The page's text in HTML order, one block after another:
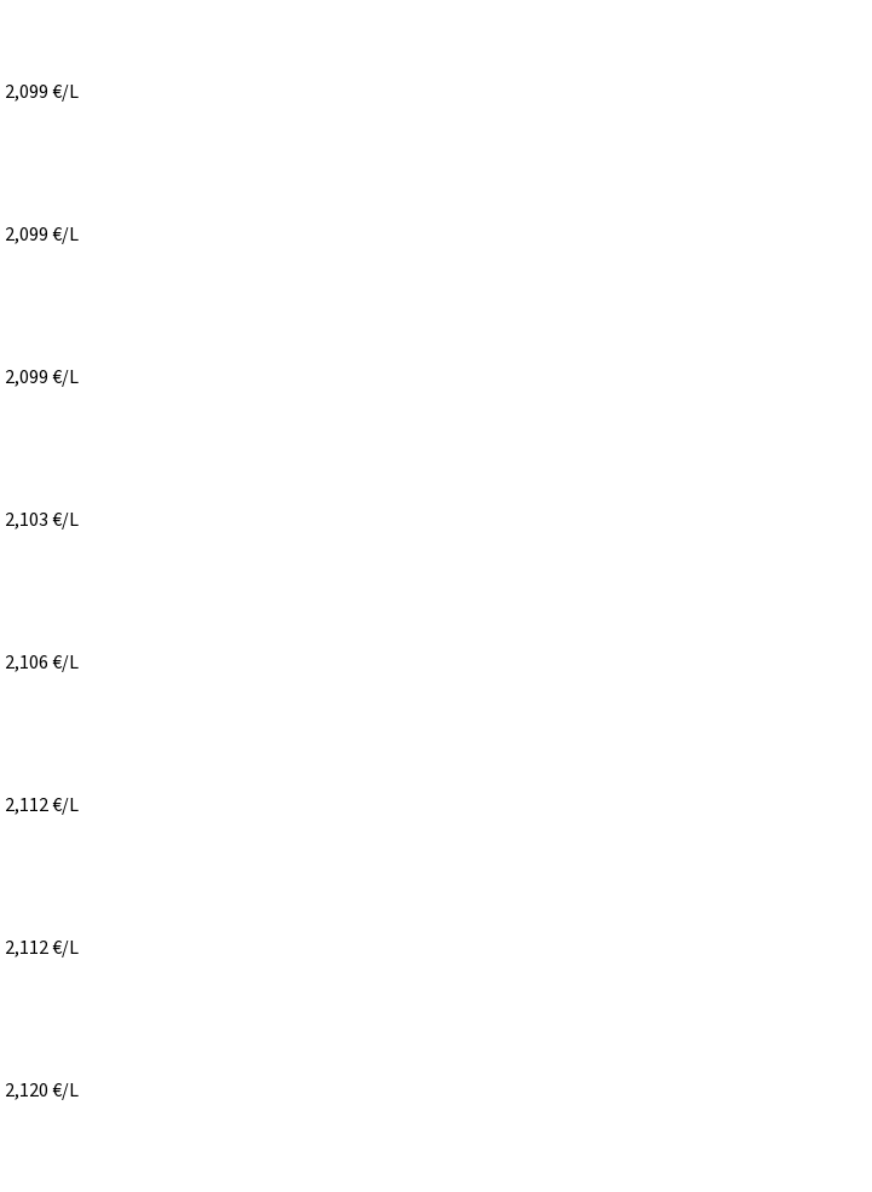
2,099€/L
2,099€/L
2,099€/L
2,103€/L
2,106€/L
2,112€/L
2,112€/L
2,120€/L